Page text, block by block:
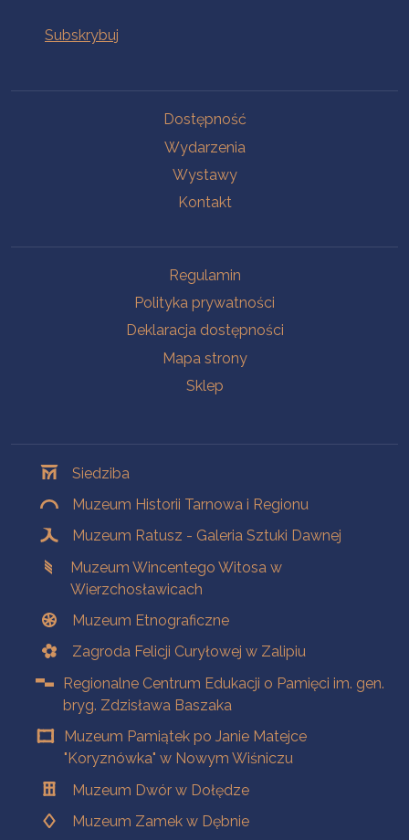
Dostępność
Wydarzenia
Wystawy
Kontakt
Regulamin
Polityka prywatności
Deklaracja dostępności
Mapa strony
Sklep
Siedziba
Muzeum Historii Tarnowa i Regionu
Muzeum Ratusz - Galeria Sztuki Dawnej
Muzeum Wincentego Witosa w
Wierzchosławicach
Muzeum Etnograficzne
Zagroda Felicji Curyłowej w Zalipiu
Regionalne Centrum Edukacji o Pamięci im. gen.
bryg. Zdzisława Baszaka
Muzeum Pamiątek po Janie Matejce
"Koryznówka" w Nowym Wiśniczu
Muzeum Dwór w Dołędze
Muzeum Zamek w Dębnie